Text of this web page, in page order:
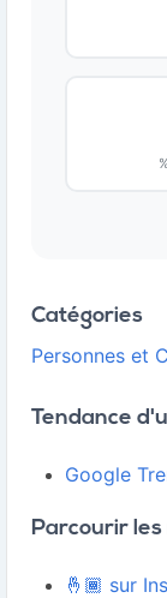
Catégories
Personnes et
Tendance
Google
Parcourir
🤞🏾 sur